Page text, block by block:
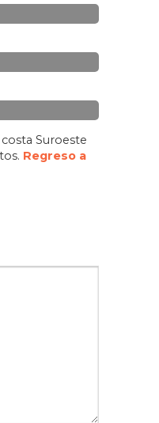
Suroeste
Regreso a